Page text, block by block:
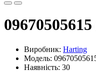
Виробник: Harting
Модель:
Наявність: 30